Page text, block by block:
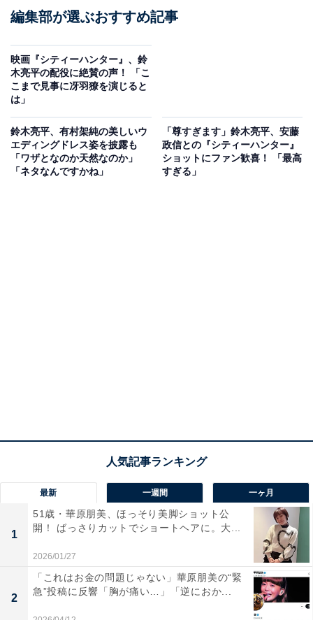
編集部が選ぶおすすめ記事
映画『シティーハンター』、鈴
木亮平の配役に絶賛の声！ 「こ
こまで見事に冴羽獠を演じると
は」
鈴木亮平、有村架純の美しいウ
エディングドレス姿を披露も
「ワザとなのか天然なのか」
「ネタなんですかね」
「尊すぎます」鈴木亮平、安藤
政信との『シティーハンター』
ショットにファン歓喜！ 「最高
すぎる」
最新 一週間 一ヶ月
1
51歳・華原朋美、ほっそり美脚ショット公
開！ ばっさりカットでショートヘアに。大...
2026/01/27
2
「これはお金の問題じゃない」華原朋美の“緊
急”投稿に反響「胸が痛い…」「逆におか...